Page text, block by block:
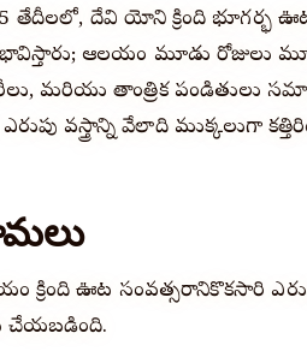
తేదీలలో, దేవి యోని క్రింది భూగర్భ ఊట
ఆలయం మూడు రోజులు
మరియు తాంత్రిక పండితులు
వస్త్రాన్ని వేలాది ముక్కలుగా
క్రింది ఊట సంవత్సరానికొకసారి
చేయబడింది.